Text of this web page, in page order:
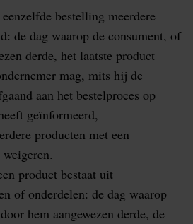
bestelling meerdere
de dag waarop de consument, of
derde, het laatste product
mag, mits hij de
aan het bestelproces op
geïnformeerd,
producten met een
product bestaat uit
of onderdelen: de dag waarop
hem aangewezen derde, de